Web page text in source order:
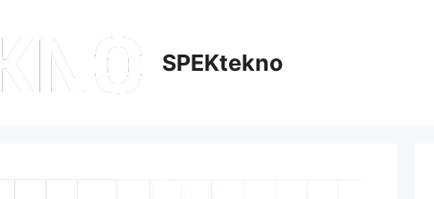
SPEKtekno